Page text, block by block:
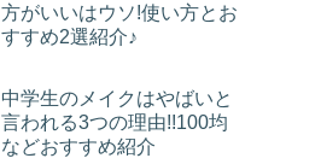
方がいいはウソ!使い方とお
すすめ2選紹介♪
中学生のメイクはやばいと
言われる3つの理由!!100均
などおすすめ紹介